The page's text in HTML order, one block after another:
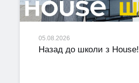
05.08.2026
Назад до школи з House!